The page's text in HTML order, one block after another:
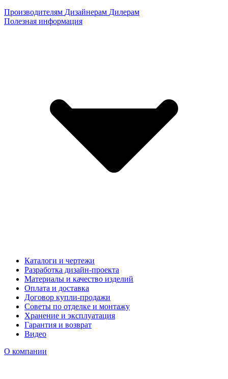
Производителям Дизайнерам Дилерам
Полезная информация
Каталоги и чертежи
Разработка дизайн-проекта
Материалы и качество изделий
Оплата и доставка
Договор купли-продажи
Советы по отделке и монтажу
Хранение и эксплуатация
Гарантия и возврат
Видео
О компании